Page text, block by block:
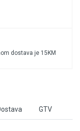
dostava je 15KM
GTV